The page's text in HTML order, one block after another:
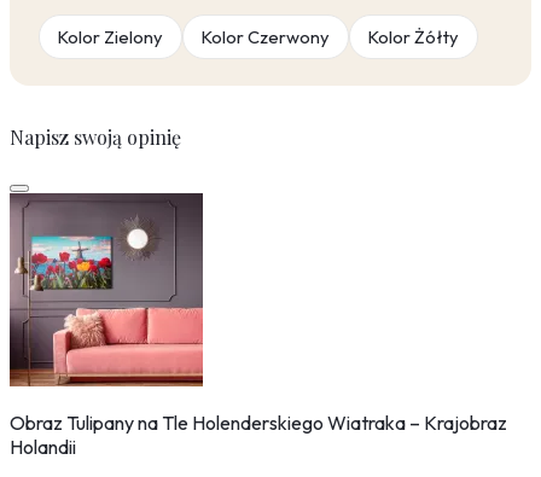
Kolor Zielony Kolor Czerwony Kolor Żółty
Napisz swoją opinię
Obraz Tulipany na Tle Holenderskiego Wiatraka – Krajobraz
Holandii